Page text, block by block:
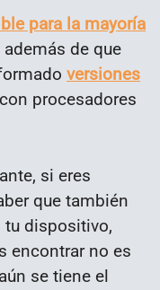
para la mayoría
además de que
versiones
con procesadores
si eres
que también
tu dispositivo,
encontrar no es
se tiene el